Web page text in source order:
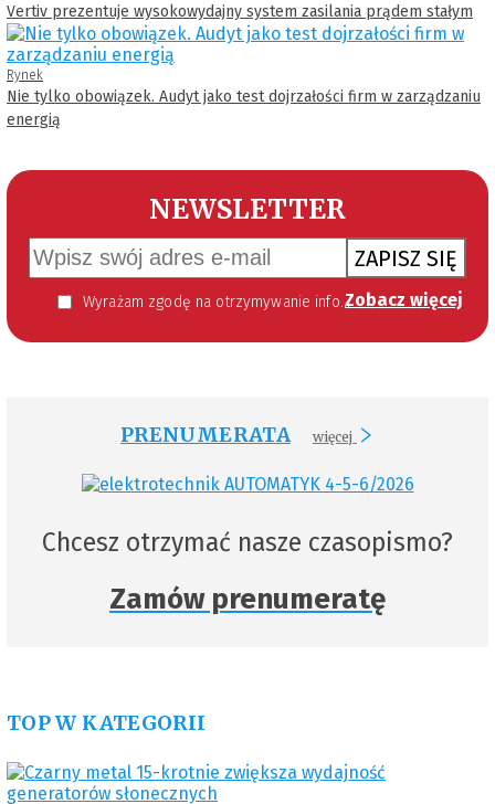
Vertiv prezentuje wysokowydajny system zasilania prądem stałym
Rynek
Nie tylko obowiązek. Audyt jako test dojrzałości firm w zarządzaniu
energią
NEWSLETTER
ZAPISZ SIĘ
Wyrażam zgodę na otrzymywanie informacji handlowej kierowanej do mnie za pomocą środków komunikacji elektronicznej w szczególności poczty elektronicznej zgodnie z przepisem art. 10 ust 2 ustawy z dnia 18 lipca 2002 roku o świadczeniu usług drogą elektroniczną (Dz. U. 144 z 2002 r. poz. 1204). Zgoda jest dobrowolna, jednak jej wyrażenie jest konieczne, aby otrzymywać newsletter. Zobacz więcej
PRENUMERATA więcej
Chcesz otrzymać nasze czasopismo?
Zamów prenumeratę
TOP W KATEGORII